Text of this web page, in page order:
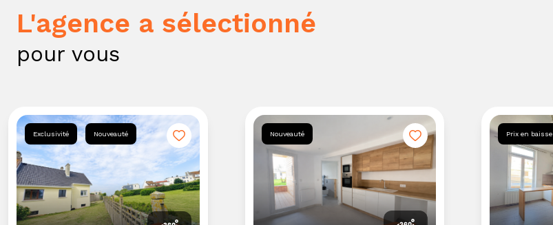
l'agence a sélectionné
pour vous
Exclusivité Nouveauté Nouveauté Prix en baisse